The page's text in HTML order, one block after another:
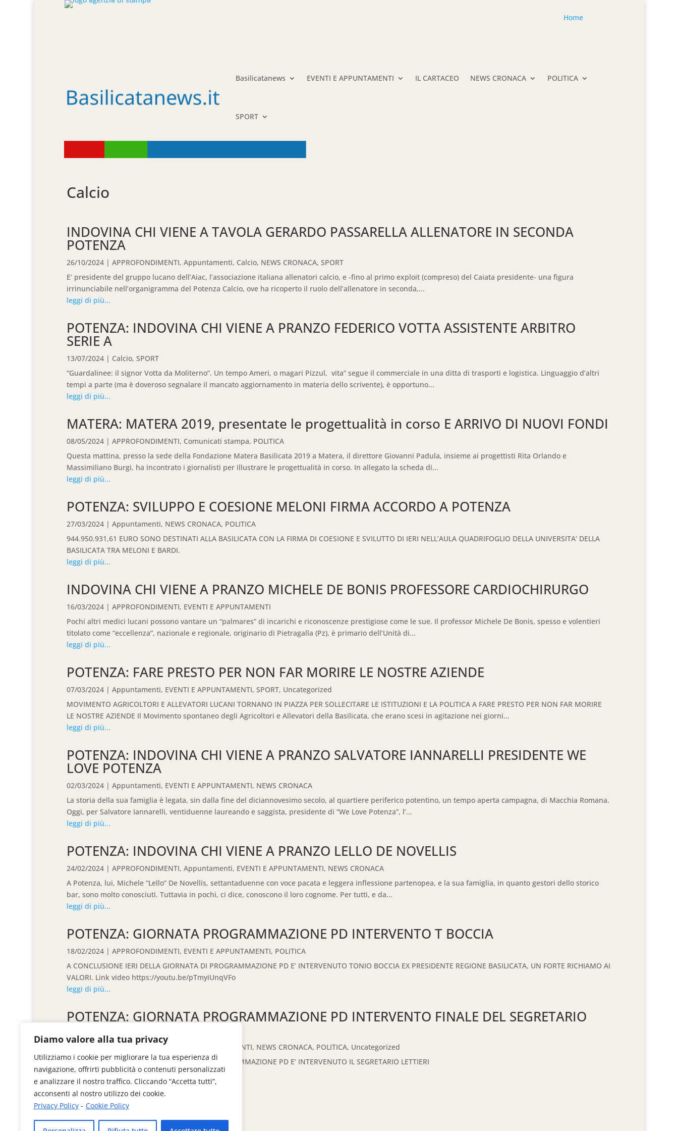
Diamo valore alla tua privacy
Utilizziamo i cookie per migliorare la tua esperienza di
navigazione, offrirti pubblicità o contenuti personalizzati
e analizzare il nostro traffico. Cliccando “Accetta tutti”,
acconsenti al nostro utilizzo dei cookie.
Privacy Policy - Cookie Policy
Home
Basilicatanews EVENTI E APPUNTAMENTI IL CARTACEO NEWS CRONACA POLITICA
SPORT
Calcio
INDOVINA CHI VIENE A TAVOLA GERARDO PASSARELLA ALLENATORE IN SECONDA
POTENZA
26/10/2024 |APPROFONDIMENTI,Appuntamenti, Calcio, NEWS CRONACA,SPORT
E’ presidente del gruppo lucano dell’Aiac, l’associazione italiana allenatori calcio, e -fino al primo exploit (compreso) del Caiata presidente- una figura
irrinunciabile nell’organigramma del Potenza Calcio, ove ha ricoperto il ruolo dell’allenatore in seconda,...
leggi di più...
POTENZA: INDOVINA CHI VIENE A PRANZO FEDERICO VOTTA ASSISTENTE ARBITRO
SERIE A
13/07/2024 | Calcio,SPORT
“Guardalinee: il signor Votta da Moliterno”. Un tempo Ameri, o magari Pizzul, vita” segue il commerciale in una ditta di trasporti e logistica. Linguaggio d’altri
tempi a parte (ma è doveroso segnalare il mancato aggiornamento in materia dello scrivente), è opportuno...
leggi di più...
MATERA: MATERA 2019, presentate le progettualità in corso E ARRIVO DI NUOVI FONDI
08/05/2024 |APPROFONDIMENTI, Comunicati stampa, POLITICA
Questa mattina, presso la sede della Fondazione Matera Basilicata 2019 a Matera, il direttore Giovanni Padula, insieme ai progettisti Rita Orlando e
Massimiliano Burgi, ha incontrato i giornalisti per illustrare le progettualità in corso. In allegato la scheda di...
leggi di più...
POTENZA: SVILUPPO E COESIONE MELONI FIRMA ACCORDO A POTENZA
27/03/2024 |Appuntamenti, NEWS CRONACA, POLITICA
944.950.931,61 EURO SONO DESTINATI ALLA BASILICATA CON LA FIRMA DI COESIONE E SVILUTTO DI IERI NELL’AULA QUADRIFOGLIO DELLA UNIVERSITA’ DELLA
BASILICATA TRA MELONI E BARDI.
leggi di più...
INDOVINA CHI VIENE A PRANZO MICHELE DE BONIS PROFESSORE CARDIOCHIRURGO
16/03/2024 |APPROFONDIMENTI, EVENTI E APPUNTAMENTI
Pochi altri medici lucani possono vantare un “palmares” di incarichi e riconoscenze prestigiose come le sue. Il professor Michele De Bonis, spesso e volentieri
titolato come “eccellenza”, nazionale e regionale, originario di Pietragalla (Pz), è primario dell’Unità di...
leggi di più...
POTENZA: FARE PRESTO PER NON FAR MORIRE LE NOSTRE AZIENDE
07/03/2024 |Appuntamenti, EVENTI E APPUNTAMENTI,SPORT, Uncategorized
MOVIMENTO AGRICOLTORI E ALLEVATORI LUCANI TORNANO IN PIAZZA PER SOLLECITARE LE ISTITUZIONI E LA POLITICA A FARE PRESTO PER NON FAR MORIRE
LE NOSTRE AZIENDE Il Movimento spontaneo degli Agricoltori e Allevatori della Basilicata, che erano scesi in agitazione nei giorni...
leggi di più...
POTENZA: INDOVINA CHI VIENE A PRANZO SALVATORE IANNARELLI PRESIDENTE WE
LOVE POTENZA
02/03/2024 |Appuntamenti, EVENTI E APPUNTAMENTI, NEWS CRONACA
La storia della sua famiglia è legata, sin dalla fine del diciannovesimo secolo, al quartiere periferico potentino, un tempo aperta campagna, di Macchia Romana.
Oggi, per Salvatore Iannarelli, ventiduenne laureando e saggista, presidente di “We Love Potenza”, l’...
leggi di più...
POTENZA: INDOVINA CHI VIENE A PRANZO LELLO DE NOVELLIS
24/02/2024 |APPROFONDIMENTI,Appuntamenti, EVENTI E APPUNTAMENTI, NEWS CRONACA
A Potenza, lui, Michele “Lello” De Novellis, settantaduenne con voce pacata e leggera inflessione partenopea, e la sua famiglia, in quanto gestori dello storico
bar, sono molto conosciuti. Tuttavia in pochi, ci dice, conoscono il loro cognome. Per tutti, e da...
leggi di più...
POTENZA: GIORNATA PROGRAMMAZIONE PD INTERVENTO T BOCCIA
18/02/2024 |APPROFONDIMENTI, EVENTI E APPUNTAMENTI, POLITICA
A CONCLUSIONE IERI DELLA GIORNATA DI PROGRAMMAZIONE PD E’ INTERVENUTO TONIO BOCCIA EX PRESIDENTE REGIONE BASILICATA, UN FORTE RICHIAMO AI
VALORI. Link video https://youtu.be/pTmyiUnqVFo
leggi di più...
POTENZA: GIORNATA PROGRAMMAZIONE PD INTERVENTO FINALE DEL SEGRETARIO
Appuntamenti ,EVENTI E APPUNTAMENTI, NEWS CRONACA, POLITICA, Uncategorized
A CONCLUSIONE IERI DELLA GIORNATA DI PROGRAMMAZIONE PD E’ INTERVENUTO IL SEGRETARIO LETTIERI
leggi di più...